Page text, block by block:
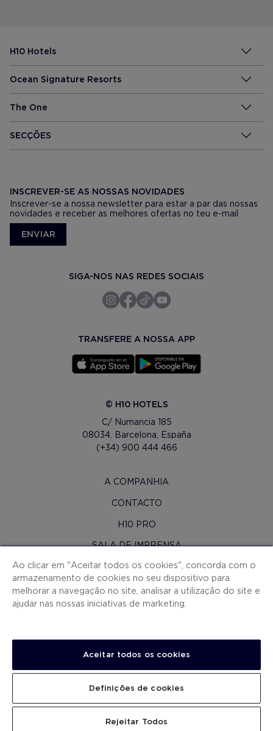
PROCURAR
H10 Hotels
Ocean Signature Resorts
The One
SECÇÕES
INSCREVER-SE AS NOSSAS NOVIDADES
Inscrever-se a nossa newsletter para estar a par das nossas
novidades e receber as melhores ofertas no teu e-mail
ENVIAR
SIGA-NOS NAS REDES SOCIAIS
TRANSFERE A NOSSA APP
© H10 HOTELS
C/ Numancia 185
08034. Barcelona, España
(+34) 900 444 466
A COMPANHIA
CONTACTO
H10 PRO
SALA DE IMPRENSA
MAPA DO SITE
CONDIÇOES CONTRATAÇAO
COOKIES
NOTA LEGAL
CANAL DE DENÚNCIAS
TRABALHA CONNOSCO
.. ..
Ao clicar em "Aceitar todos os cookies", concorda com o
armazenamento de cookies no seu dispositivo para
melhorar a navegação no site, analisar a utilização do site e
ajudar nas nossas iniciativas de marketing.
Aceitar todos os cookies
Rejeitar Todos
Definições de cookies